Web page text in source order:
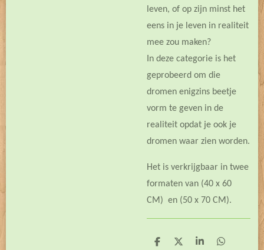
leven, of op zijn minst het
eens in je leven in realiteit
mee zou maken?
In deze categorie is het
geprobeerd om die
dromen enigzins beetje
vorm te geven in de
realiteit opdat je ook je
dromen waar zien worden.
Het is verkrijgbaar in twee
formaten van (40 x 60
CM) en (50 x 70 CM).
D
D
S
D